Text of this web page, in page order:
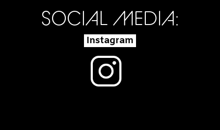
SOCIAL MEDIA:
Instagram